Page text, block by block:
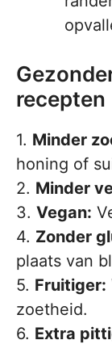
recepten
1. Minder
honing of
2. Minder
3. Vegan:
4. Zonder
plaats van
5. Fruitiger:
zoetheid.
6. Extra